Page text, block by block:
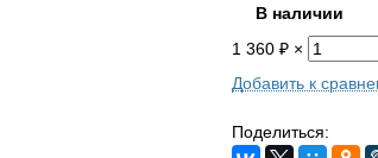
В наличии
1 360 ₽ ×
Добавить к
Поделиться: